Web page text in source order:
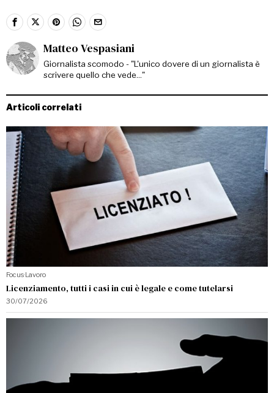
Matteo Vespasiani
Giornalista scomodo - "L'unico dovere di un giornalista è
scrivere quello che vede..."
Articoli correlati
Focus·Lavoro
Licenziamento, tutti i casi in cui è legale e come tutelarsi
30/07/2026